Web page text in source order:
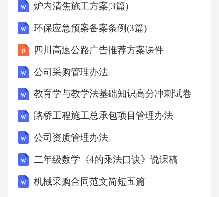
虫、细菌性阴道病）宫颈感染的原因（淋球
菌、沙眼衣原体）精选课件阴道宫颈炎病征
-阴道炎最常见，但不太可能发生并发症-宫颈炎
常引起并发症和后遗症，对身心健康影响更大
染的特定病原学检查的情况下
-推荐用危险因素评分以确定患者是否有宫颈炎-
炉内清焦施工方案(3篇)
环保应急预案备案条例(3篇)
四川高速公路广告推荐方案课件
公司采购管理办法
教育学与教学法基础知识高分冲刺试卷
路桥工程施工总承包项目管理办法
公司资质管理办法
二年级数学《4的乘法口诀》说课稿
机械采购合同范文简短五篇